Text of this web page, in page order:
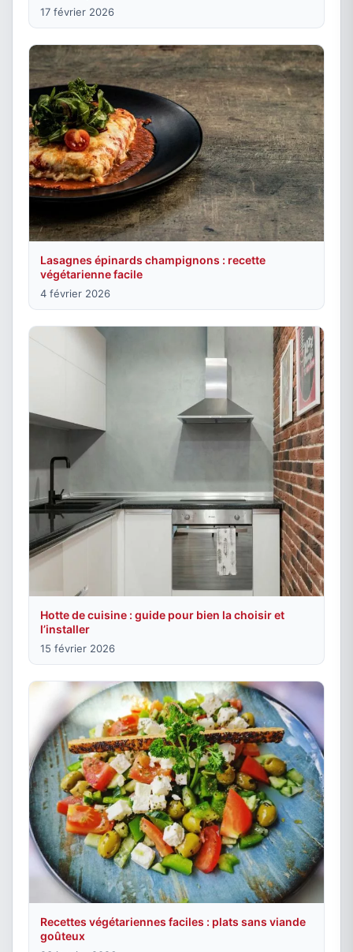
17 février 2026
Lasagnes épinards champignons : recette
végétarienne facile
4 février 2026
Hotte de cuisine : guide pour bien la choisir et
l’installer
15 février 2026
Recettes végétariennes faciles : plats sans viande
goûteux